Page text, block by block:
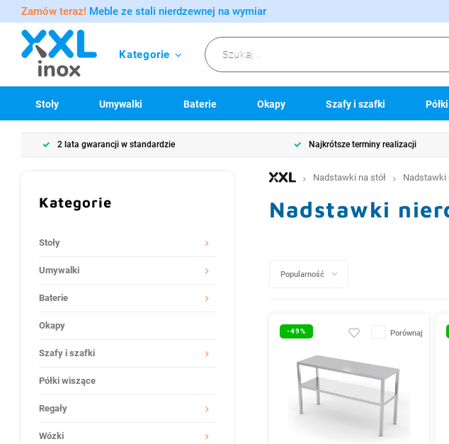
Zamów teraz! Meble ze stali nierdzewnej na wymiar
Kategorie
Stoły Umywalki Baterie Okapy Szafy i szafki
2 lata gwarancji w standardzie Najkrótsze terminy realizacji
Kategorie
Stoły
Umywalki
Baterie
Okapy
Szafy i szafki
Półki wiszące
Regały
Wózki
Nadstawki na stół Nadstawki
Nadstawki
Popularność
-49% Porównaj